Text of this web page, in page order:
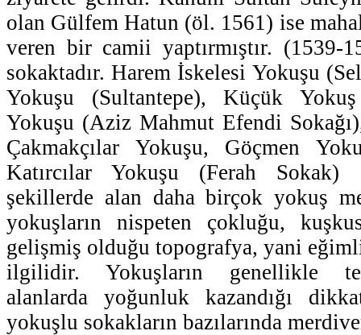
olan Gülfem Hatun (öl. 1561) ise
veren bir camii yaptırmıştır. (1539-
sokaktadır. Harem İskelesi Yokuşu
Yokuşu (Sultantepe), Küçük
Yokuşu (Aziz Mahmut Efendi
Çakmakçılar Yokuşu, Göçmen
Katırcılar Yokuşu (Ferah
şekillerde alan daha birçok yokuş
yokuşların nispeten çokluğu,
gelişmiş olduğu topografya, yani
ilgilidir. Yokuşların genellikle
alanlarda yoğunluk kazandığı
yokuşlu sokakların bazılarında